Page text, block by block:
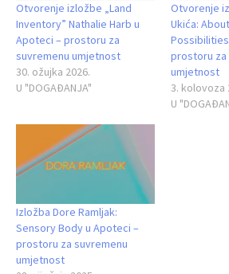
Otvorenje izložbe „Land
Inventory” Nathalie Harb u
Apoteci – prostoru za
suvremenu umjetnost
30. ožujka 2026.
U "DOGAĐANJA"
Otvorenje
Ukića:
prostoru za
umjetnost
3. kolovoza
U
Izložba Dore Ramljak:
Sensory Body u Apoteci –
prostoru za suvremenu
umjetnost